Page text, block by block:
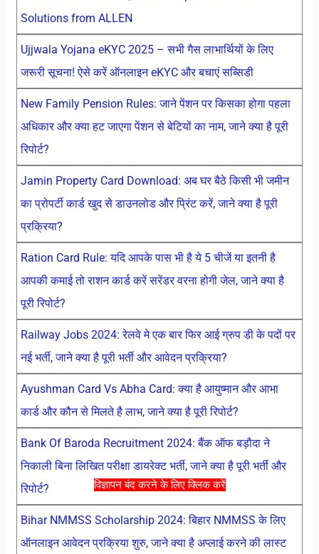
विज्ञापन बंद करने के लिए क्लिक करें
Solutions from ALLEN
Ujjwala Yojana eKYC 2025 – सभी गैस लाभार्थियों के लिए
जरूरी सूचना! ऐसे करें ऑनलाइन eKYC और बचाएं सब्सिडी
New Family Pension Rules: जाने पेंशन पर किसका होगा पहला
अधिकार और क्या हट जाएगा पेंशन से बेटियों का नाम, जाने क्या है पूरी
रिपोर्ट?
Jamin Property Card Download: अब घर बैठे किसी भी जमीन
का प्रोपर्टी कार्ड खुद से डाउनलोड और प्रिंट करें, जाने क्या है पूरी
प्रक्रिया?
Ration Card Rule: यदि आपके पास भी है ये 5 चीजें या इतनी है
आपकी कमाई तो राशन कार्ड करें सरेंडर वरना होगी जेल, जाने क्या है
पूरी रिपोर्ट?
Railway Jobs 2024: रेलवे मे एक बार फिर आई ग्रुप डी के पदों पर
नई भर्ती, जाने क्या है पूरी भर्ती और आवेदन प्रक्रिया?
Ayushman Card Vs Abha Card: क्या है आयुष्मान और आभा
कार्ड और कौन से मिलते है लाभ, जाने क्या है पूरी रिपोर्ट?
Bank Of Baroda Recruitment 2024: बैंक ऑफ बड़ौदा ने
निकाली बिना लिखित परीक्षा डायरेक्ट भर्ती, जाने क्या है पूरी भर्ती और
रिपोर्ट?
Bihar NMMSS Scholarship 2024: बिहार NMMSS के लिए
ऑनलाइन आवेदन प्रक्रिया शुरु, जाने क्या है अप्लाई करने की लास्ट